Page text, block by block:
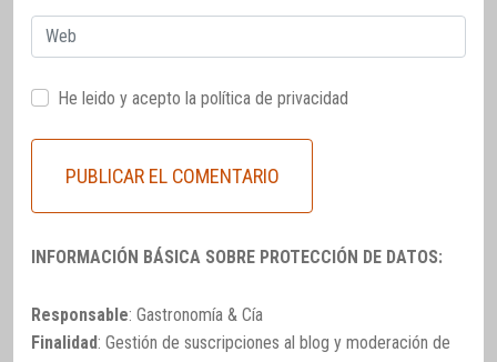
Web
He leido y acepto la política de privacidad
INFORMACIÓN BÁSICA SOBRE PROTECCIÓN DE DATOS:
Responsable: Gastronomía & Cía
Finalidad: Gestión de suscripciones al blog y moderación de